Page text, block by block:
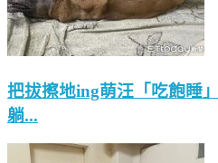
把拔擦地ing萌汪「吃飽睡
躺...